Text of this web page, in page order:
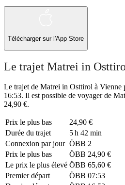
Télécharger sur l'App Store
Le trajet Matrei in
Le trajet de Matrei in Osttirol à Vienne
16:53. Il est possible de voyager de
24,90 €.
Prix ​​le plus bas
24,90 €
Durée du trajet
5 h 42 min
Connexion par jour ÖBB 2
Prix ​​le plus bas
ÖBB 24,90 €
Le prix le plus élevé ÖBB 65,60 €
Premier départ
ÖBB 07:53